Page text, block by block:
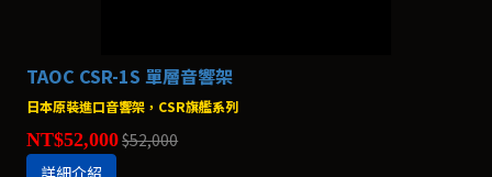
TAOC CSR-1S 單層音響架
日本原裝進口音響架，CSR旗艦系列
NT$52,000$52,000
詳細介紹